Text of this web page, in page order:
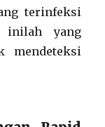
terinfeksi
inilah yang
mendeteksi